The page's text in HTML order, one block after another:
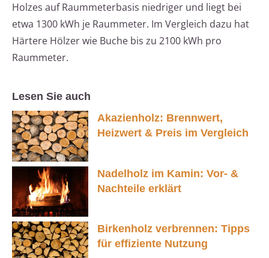
Holzes auf Raummeterbasis niedriger und liegt bei
etwa 1300 kWh je Raummeter. Im Vergleich dazu hat
Härtere Hölzer wie Buche bis zu 2100 kWh pro
Raummeter.
Lesen Sie auch
Akazienholz: Brennwert,
Heizwert & Preis im Vergleich
Nadelholz im Kamin: Vor- &
Nachteile erklärt
Birkenholz verbrennen: Tipps
für effiziente Nutzung